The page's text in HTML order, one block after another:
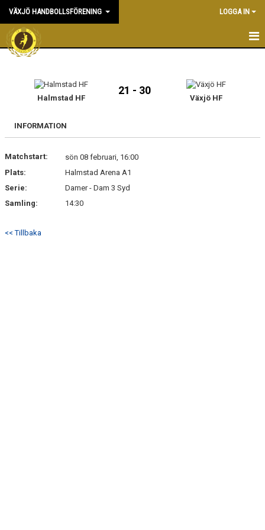
VÄXJÖ HANDBOLLSFÖRENING LOGGA IN
HEM
NYHETER
KONTAKT & KANSLI
DOKUMENT
Halmstad HF
21 - 30
Växjö HF
INFORMATION
Matchstart:
sön 08 februari, 16:00
Plats:
Halmstad Arena A1
Serie:
Damer - Dam 3 Syd
Samling:
14:30
<< Tillbaka